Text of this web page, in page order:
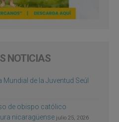
NOTICIAS
de la Juventud Seúl
de obispo católico
nicaragüense julio 25, 2026